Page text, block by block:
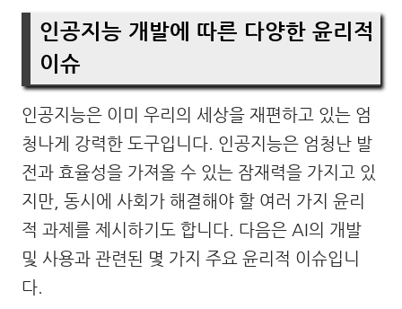
인공지능 개발에 따른 다양한 윤리적
이슈
인공지능은 이미 우리의 세상을 재편하고 있는 엄
청나게 강력한 도구입니다. 인공지능은 엄청난 발
전과 효율성을 가져올 수 있는 잠재력을 가지고 있
지만, 동시에 사회가 해결해야 할 여러 가지 윤리
적 과제를 제시하기도 합니다. 다음은 AI의 개발
및 사용과 관련된 몇 가지 주요 윤리적 이슈입니
다.